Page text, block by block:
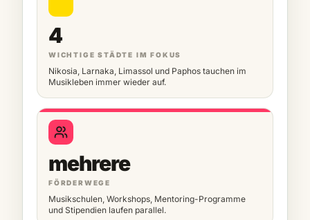
4
WICHTIGE STÄDTE IM FOKUS
Nikosia, Larnaka, Limassol und Paphos tauchen im
Musikleben immer wieder auf.
mehrere
FÖRDERWEGE
Musikschulen, Workshops, Mentoring-Programme
und Stipendien laufen parallel.